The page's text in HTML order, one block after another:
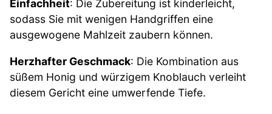
Einfachheit: Die Zubereitung ist kinderleicht,
sodass Sie mit wenigen Handgriffen eine
ausgewogene Mahlzeit zaubern können.
Herzhafter Geschmack: Die Kombination aus
süßem Honig und würzigem Knoblauch verleiht
diesem Gericht eine umwerfende Tiefe.